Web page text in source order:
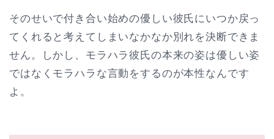
そのせいで付き合い始めの優しい彼氏にいつか戻っ
てくれると考えてしまいなかなか別れを決断できま
せん。しかし、モラハラ彼氏の本来の姿は優しい姿
ではなくモラハラな言動をするのが本性なんです
よ。